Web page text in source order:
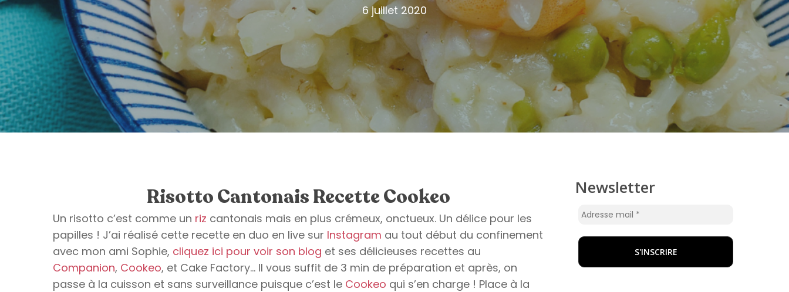
6 juillet 2020
Risotto Cantonais Recette Cookeo
Un risotto c’est comme un riz cantonais mais en plus crémeux, onctueux. Un délice pour les
papilles ! J’ai réalisé cette recette en duo en live sur Instagram au tout début du confinement
avec mon ami Sophie, cliquez ici pour voir son blog et ses délicieuses recettes au
Companion, Cookeo, et Cake Factory… Il vous suffit de 3 min de préparation et après, on
passe à la cuisson et sans surveillance puisque c’est le Cookeo qui s’en charge ! Place à la
Newsletter